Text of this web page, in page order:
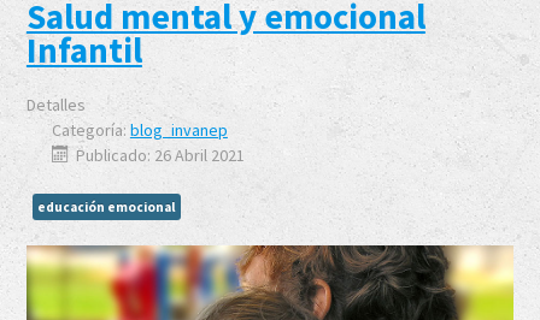
Salud mental y emocional
Infantil
Detalles
Categoría: blog_invanep
Publicado: 26 Abril 2021
educación emocional